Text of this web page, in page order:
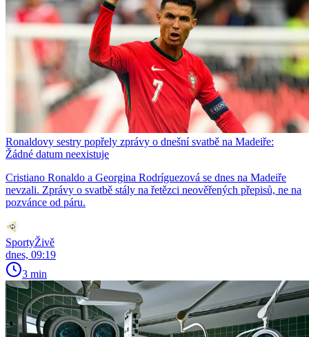
Ronaldovy sestry popřely zprávy o dnešní svatbě na Madeiře:
Žádné datum neexistuje
Cristiano Ronaldo a Georgina Rodríguezová se dnes na Madeiře
nevzali. Zprávy o svatbě stály na řetězci neověřených přepisů, ne na
pozvánce od páru.
SportyŽivě
dnes, 09:19
3 min